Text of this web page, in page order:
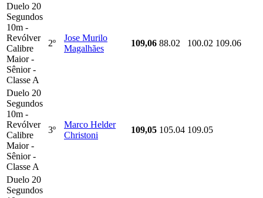
Duelo 20
Segundos
10m -
Revólver
Calibre
Maior -
Sênior -
Classe A
2º
Jose Murilo
Magalhães
109,06 88.02 100.02 109.06
Duelo 20
Segundos
10m -
Revólver
Calibre
Maior -
Sênior -
Classe A
3º
Marco Helder
Christoni
109,05 105.04 109.05
Duelo 20
Segundos